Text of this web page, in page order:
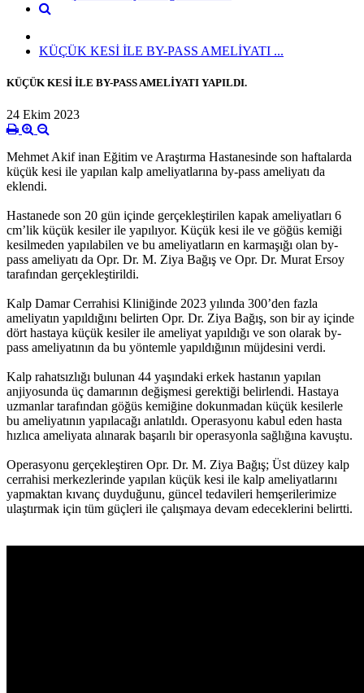
KÜÇÜK KESİ İLE BY-PASS AMELİYATI ...
KÜÇÜK KESİ İLE BY-PASS AMELİYATI YAPILDI.
24 Ekim 2023
Mehmet Akif inan Eğitim ve Araştırma Hastanesinde son haftalarda
küçük kesi ile yapılan kalp ameliyatlarına by-pass ameliyatı da
eklendi.
Hastanede son 20 gün içinde gerçekleştirilen kapak ameliyatları 6
cm’lik küçük kesiler ile yapılıyor. Küçük kesi ile ve göğüs kemiği
kesilmeden yapılabilen ve bu ameliyatların en karmaşığı olan by-
pass ameliyatı da Opr. Dr. M. Ziya Bağış ve Opr. Dr. Murat Ersoy
tarafından gerçekleştirildi.
Kalp Damar Cerrahisi Kliniğinde 2023 yılında 300’den fazla
ameliyatın yapıldığını belirten Opr. Dr. Ziya Bağış, son bir ay içinde
dört hastaya küçük kesiler ile ameliyat yapıldığı ve son olarak by-
pass ameliyatının da bu yöntemle yapıldığının müjdesini verdi.
Kalp rahatsızlığı bulunan 44 yaşındaki erkek hastanın yapılan
anjiyosunda üç damarının değişmesi gerektiği belirlendi. Hastaya
uzmanlar tarafından göğüs kemiğine dokunmadan küçük kesilerle
bu ameliyatının yapılacağı anlatıldı. Operasyonu kabul eden hasta
hızlıca ameliyata alınarak başarılı bir operasyonla sağlığına kavuştu.
Operasyonu gerçekleştiren Opr. Dr. M. Ziya Bağış; Üst düzey kalp
cerrahisi merkezlerinde yapılan küçük kesi ile kalp ameliyatlarını
yapmaktan kıvanç duyduğunu, güncel tedavileri hemşerilerimize
ulaştırmak için tüm güçleri ile çalışmaya devam edeceklerini belirtti.